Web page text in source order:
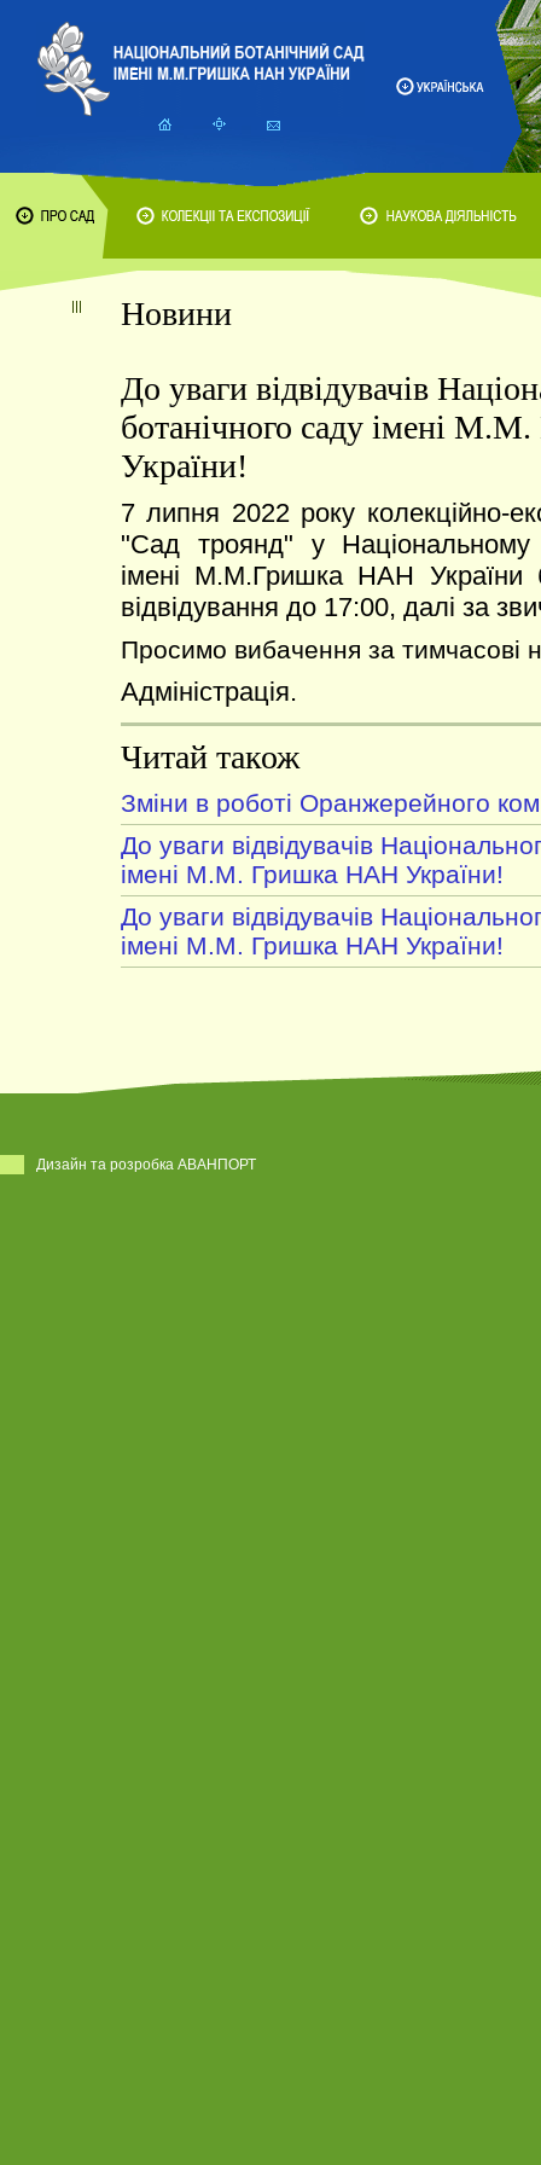
Новини
До уваги відвідувачів
ботанічного саду імені
України!
7 липня 2022 року колекційно-
"Сад троянд" у Національному
імені М.М.Гришка НАН України
відвідування до 17:00, далі за
Просимо вибачення за тимчасові
Адміністрація.
Читай також
Зміни в роботі Оранжерейного
До уваги відвідувачів
імені М.М. Гришка НАН України!
До уваги відвідувачів
імені М.М. Гришка НАН України!
Дизайн та розробка АВАНПОРТ